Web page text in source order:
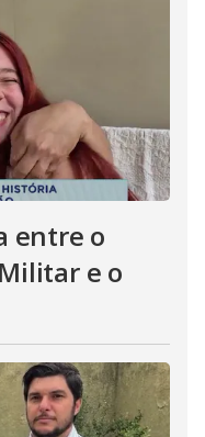
entre o
e o